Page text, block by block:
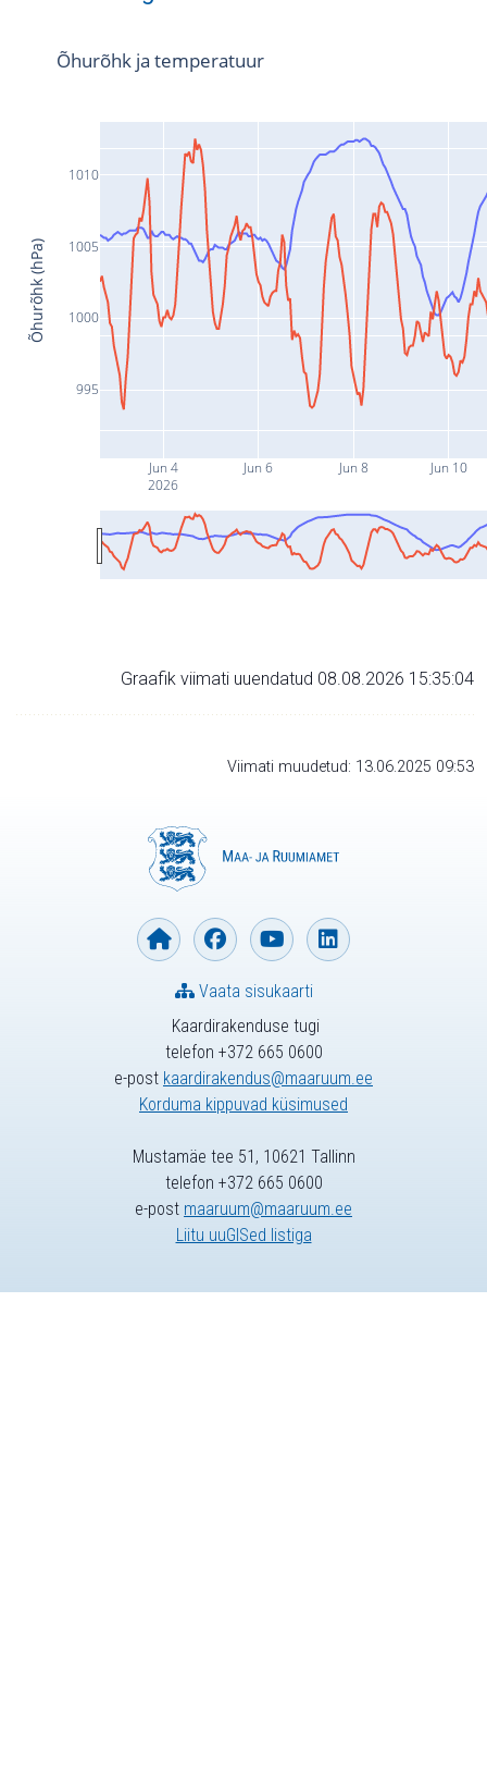
Jun 4
2026
Jun 6 Jun 8 Jun 10
995
1000
1005
1010
Õhurõhk ja temperatuur
Õhurõhk (hPa)
Graafik viimati uuendatud 08.08.2026 15:35:04
Viimati muudetud: 13.06.2025 09:53
Kaardirakenduse tugi
telefon +372 665 0600
e-post kaardirakendus@maaruum.ee
Korduma kippuvad küsimused
Vaata sisukaarti
Mustamäe tee 51, 10621 Tallinn
telefon +372 665 0600
e-post maaruum@maaruum.ee
Liitu uuGISed listiga